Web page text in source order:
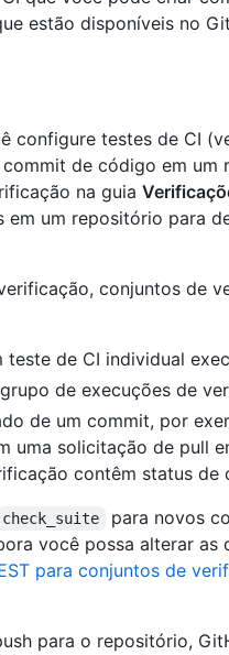
estão disponíveis no
configure testes de CI
de código em um
na guia
um repositório para
conjuntos de
teste de CI individual
de execuções de
de um commit, por
uma solicitação de pull
contêm status de
check_suite
para novos
você possa alterar as
para conjuntos de
para o repositório,